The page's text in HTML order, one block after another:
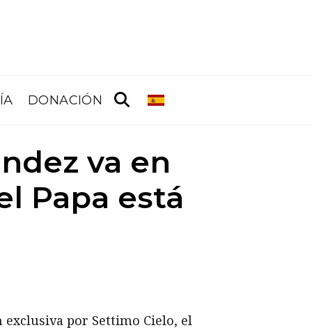
DONACIÓN
va en
Papa está
por Settimo Cielo, el